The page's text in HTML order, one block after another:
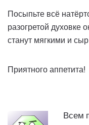
Посыпьте всё
разогретой духовке
станут мягкими и
Приятного аппетита!
Всем